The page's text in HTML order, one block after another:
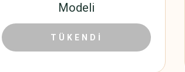
Modeli
25,42 TL
TÜKENDİ